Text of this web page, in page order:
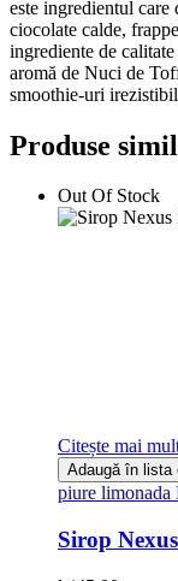
este ingredientul
ciocolate calde,
ingrediente de
aromă de Nuci de
smoothie-uri
Produse
Out Of Stock
Citește mai
Adaugă în lista
piure limonada
Sirop